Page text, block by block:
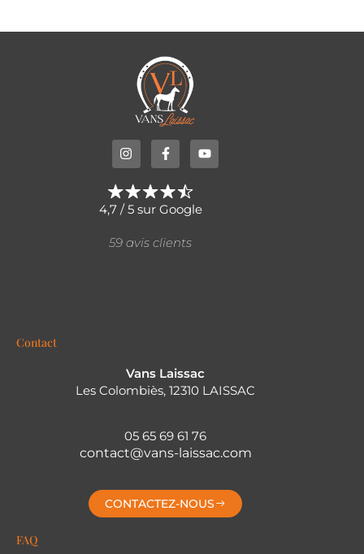
4,7 / 5 sur Google
59 avis clients
Contact
Vans Laissac
Les Colombiès, 12310 LAISSAC
05 65 69 61 76
contact@vans-laissac.com
CONTACTEZ-NOUS
FAQ